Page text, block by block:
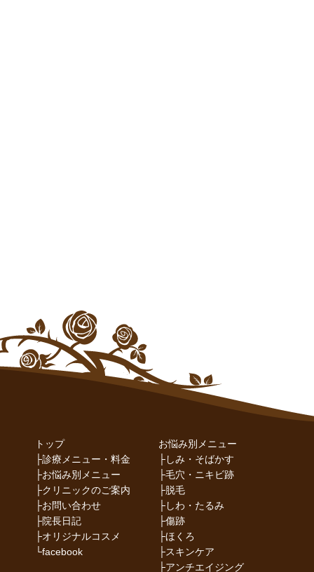
トップ
├診療メニュー・料金
├お悩み別メニュー
├クリニックのご案内
├お問い合わせ
├院長日記
├オリジナルコスメ
└facebook
お悩み別メニュー
├しみ・そばかす
├毛穴・ニキビ跡
├脱毛
├しわ・たるみ
├傷跡
├ほくろ
├スキンケア
├アンチエイジング